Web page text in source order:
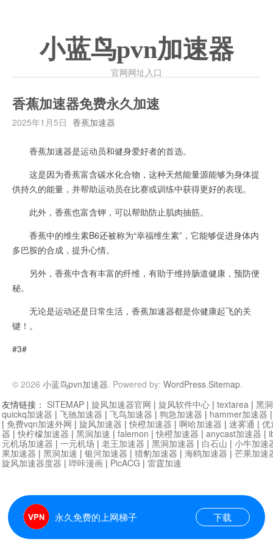
小蓝鸟pvn加速器
官网网址入口
香蕉加速器免费永久加速
2025年1月5日 香蕉加速器
香蕉加速器是运动员和健身爱好者的首选。
这是因为香蕉富含碳水化合物，这种天然能量源能够为身体提
供持久的能量，并帮助运动员在比赛或训练中获得更好的表现。
此外，香蕉也富含钾，可以帮助防止肌肉抽筋。
香蕉中的维生素B6还被称为“幸福维生素”，它能够促进身体内
多巴胺的合成，提升心情。
另外，香蕉中含有丰富的纤维，有助于维持肠道健康，预防便
秘。
无论是运动还是日常生活，香蕉加速器都是你健康起飞的关
键！。
#3#
© 2026 小蓝鸟pvn加速器. Powered by: WordPress.Sitemap.
永久免费的上网梯子 下载
友情链接： SITEMAP | 旋风加速器官网 | 旋风软件中心 | textarea | 黑
quickq加速器 | 飞驰加速器 | 飞鸟加速器 | 狗急加速器 | hammer加速器
| 免费vqn加速外网 | 旋风加速器 |快橙加速器 | 啊哈加速器 | 迷雾通 | 优
器 |快柠檬加速器 | 黑洞加速 | falemon |快橙加速器 | anycast加速器 |
元机场加速器 | 一元机场 | 老王加速器 | 黑洞加速器 | 白石山 | 小牛加速
果加速器 | 黑洞加速 | 银河加速器 | 猎豹加速器 | 海鸥加速器 | 芒果加速
旋风加速器度器 | 哔咔漫画 | PicACG | 雷霆加速